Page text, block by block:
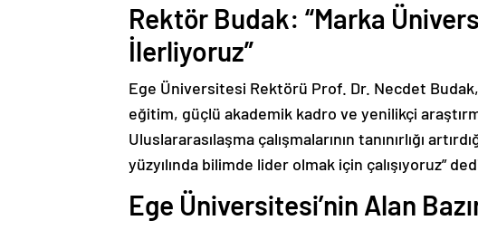
Rektör Budak: “Marka
İlerliyoruz”
Ege Üniversitesi Rektörü Prof. Dr. Necdet Budak,
eğitim, güçlü akademik kadro ve yenilikçi
Uluslararasılaşma çalışmalarının tanınırlığı
yüzyılında bilimde lider olmak için çalışıyoruz”
Ege Üniversitesi’nin Alan